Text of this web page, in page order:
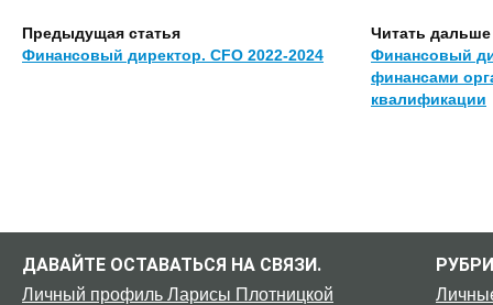
Предыдущая статья
Финансовый директор. CFO 2022-2024
Читать дальше
Финансовый
финансами
квалификации
ДАВАЙТЕ ОСТАВАТЬСЯ НА СВЯЗИ.
Личный профиль Ларисы Плотницкой